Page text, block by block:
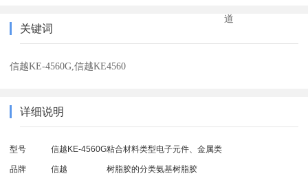
道
关键词
信越KE-4560G,信越KE4560
详细说明
型号 信越KE-4560G粘合材料类型电子元件、金属类
品牌 信越 树脂胶的分类氨基树脂胶